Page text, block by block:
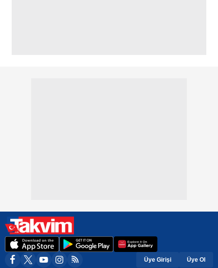
Üye Girişi Üye Ol